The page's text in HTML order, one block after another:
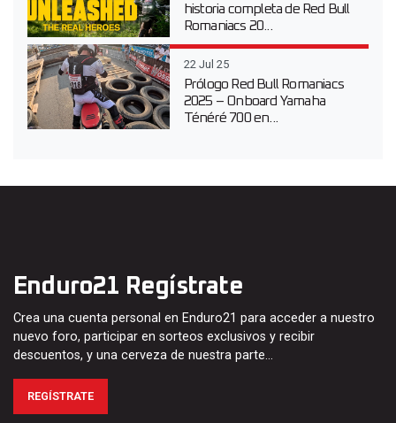
historia completa de Red Bull
Romaniacs 20...
22 Jul 25
Prólogo Red Bull Romaniacs
2025 – Onboard Yamaha
Ténéré 700 en...
Enduro21 Regístrate
Crea una cuenta personal en Enduro21 para acceder a nuestro
nuevo foro, participar en sorteos exclusivos y recibir
descuentos, y una cerveza de nuestra parte…
REGÍSTRATE